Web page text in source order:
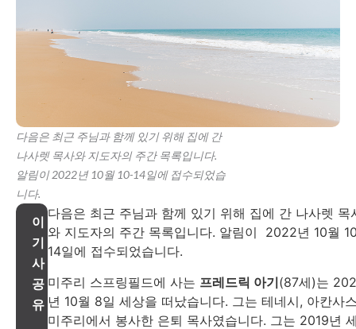
다음은 최근 주님과 함께 있기 위해 집에 간
나사렛 목사와 지도자의 주간 목록입니다.
알림이 2022년 10월 10-14일에 접수되었습
니다.
이
기
사
공
유
다음은 최근 주님과 함께 있기 위해 집에 간 나사렛 목
와 지도자의 주간 목록입니다. 알림이 2022년 10월
14일에 접수되었습니다.
미주리 스프링필드에 사는 프레드릭 아기(87세)는
년 10월 8일 세상을 떠났습니다. 그는 테네시, 아칸사
미주리에서 봉사한 은퇴 목사였습니다. 그는 2019년